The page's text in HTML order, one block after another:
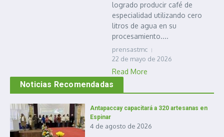
logrado producir café de
especialidad utilizando cero
litros de agua en su
procesamiento....
prensastmc
22 de mayo de 2026
Read More
Noticias Recomendadas
Antapaccay capacitará a 320 artesanas en
Espinar
4 de agosto de 2026